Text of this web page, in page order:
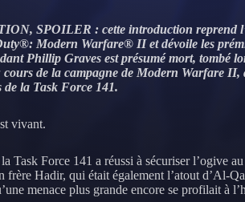
SPOILER : cette introduction reprend
Modern Warfare® II et dévoile les
Phillip Graves est présumé mort, tombé
de la campagne de Modern Warfare II,
de la Task Force 141.
vivant.
Task Force 141 a réussi à sécuriser l’ogive
frère Hadir, qui était également l’atout d’Al-
menace plus grande encore se profilait à